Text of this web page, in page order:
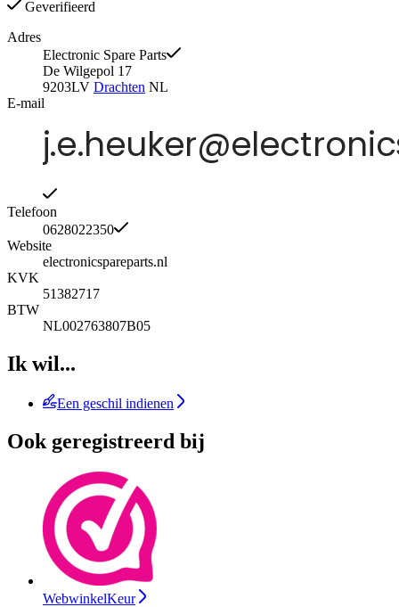
Geverifieerd
Adres
Electronic Spare Parts
De Wilgepol 17
9203LV Drachten NL
E-mail
Telefoon
0628022350
Website
electronicspareparts.nl
KVK
51382717
BTW
NL002763807B05
Ik wil...
Een geschil indienen
Ook geregistreerd bij
WebwinkelKeur